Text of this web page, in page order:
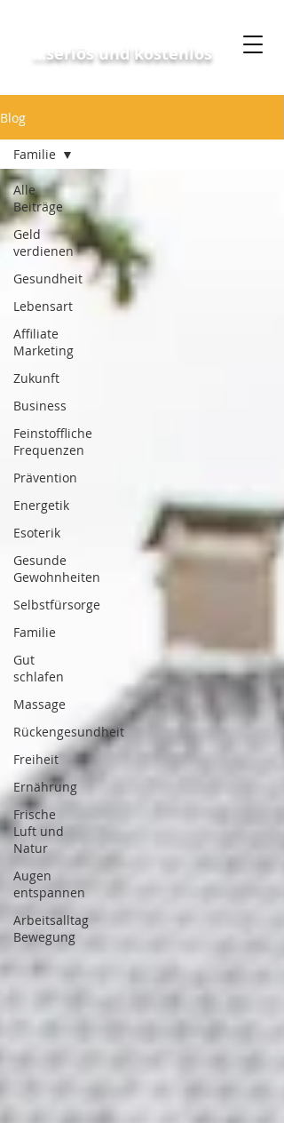
...seriös und kostenlos
Blog
Alle
Beiträge
Geld
verdienen
Gesundheit
Lebensart
Affiliate
Marketing
Zukunft
Business
Feinstoffliche
Frequenzen
Prävention
Energetik
Esoterik
Gesunde
Gewohnheiten
Selbstfürsorge
Familie
Gut
schlafen
Massage
Rückengesundheit
Freiheit
Ernährung
Frische
Luft und
Natur
Augen
entspannen
Arbeitsalltag
Bewegung
Familie